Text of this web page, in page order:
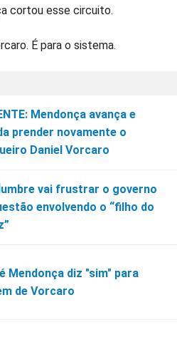
cortou esse circuito.
É para o sistema.
Mendonça avança e
prender novamente o
Daniel Vorcaro
vai frustrar o governo
envolvendo o “filho do
Mendonça diz "sim" para
de Vorcaro